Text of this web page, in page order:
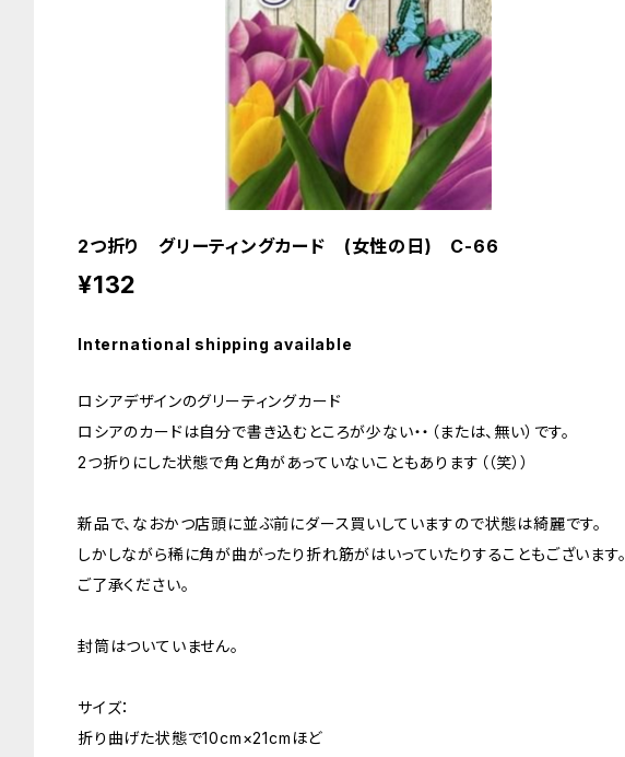
2つ折り グリーティングカード (女性の日) C-66
¥132
International shipping available
ロシアデザインのグリーティングカード
ロシアのカードは自分で書き込むところが少ない・・（または、無い）です。
2つ折りにした状態で角と角があっていないこともあります（（笑））
新品で、なおかつ店頭に並ぶ前にダース買いしていますので状態は綺麗です。
しかしながら稀に角が曲がったり折れ筋がはいっていたりすることもございます。
ご了承ください。
封筒はついていません。
サイズ：
折り曲げた状態で10cm×21cmほど